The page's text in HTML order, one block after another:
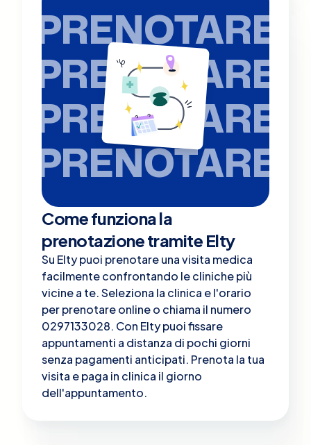
PRENOTARE
PRENOTARE
PRENOTARE
PRENOTARE
Come funziona la
prenotazione tramite Elty
Su Elty puoi prenotare una visita medica
facilmente confrontando le cliniche più
vicine a te. Seleziona la clinica e l'orario
per prenotare online o chiama il numero
0297133028. Con Elty puoi fissare
appuntamenti a distanza di pochi giorni
senza pagamenti anticipati. Prenota la tua
visita e paga in clinica il giorno
dell'appuntamento.